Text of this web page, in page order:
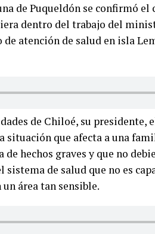
de Puqueldón se confirmó
dentro del trabajo del
atención de salud en isla
de Chiloé, su presidente,
situación que afecta a una
hechos graves y que no
de salud que no es
área tan sensible.